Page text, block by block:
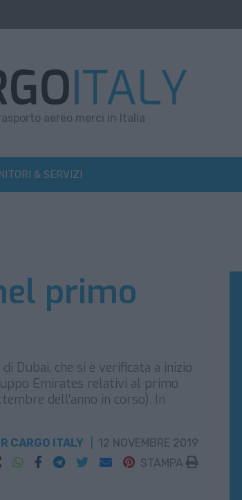
aereo merci in Italia
& SERVIZI
primo
Dubai, che si è verificata a inizio
Emirates relativi al primo
dell’anno in corso). In
CARGO ITALY
12 NOVEMBRE 2019
STAMPA